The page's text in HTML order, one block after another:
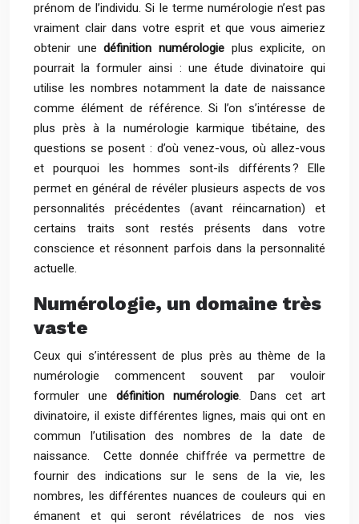
prénom de l’individu. Si le terme numérologie n’est pas
vraiment clair dans votre esprit et que vous aimeriez
obtenir unedéfinition numérologie plus explicite, on
pourrait la formuler ainsi : une étude divinatoire qui
utilise les nombres notamment la date de naissance
comme élément de référence. Si l’on s’intéresse de
plus près à la numérologie karmique tibétaine, des
questions se posent : d’où venez-vous, où allez-vous
et pourquoi les hommes sont-ils différents ? Elle
permet en général de révéler plusieurs aspects de vos
personnalités précédentes (avant réincarnation) et
certains traits sont restés présents dans votre
conscience et résonnent parfois dans la personnalité
actuelle.
Numérologie, un domaine très
vaste
Ceux qui s’intéressent de plus près au thème de la
numérologie commencent souvent par vouloir
formuler une définition numérologie. Dans cet art
divinatoire, il existe différentes lignes, mais qui ont en
commun l’utilisation des nombres de la date de
naissance. Cette donnée chiffrée va permettre de
fournir des indications sur le sens de la vie, les
nombres, les différentes nuances de couleurs qui en
émanent et qui seront révélatrices de nos vies